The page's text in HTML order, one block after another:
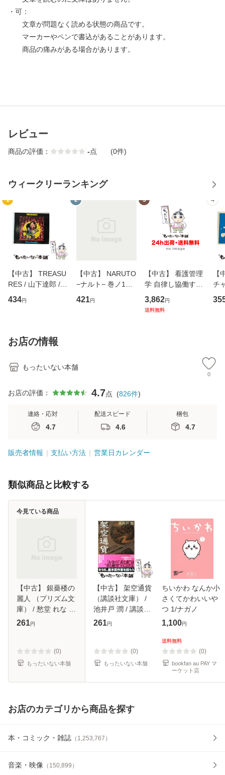
・可：
文章が問題なく読める状態の商品です。
マーカーやペンで書込があることがあります。
商品の痛みがある場合があります。
レビュー
商品の評価： -点 (0件)
ウィークリーランキング
1
【中古】 TREASU
RES / 山下達郎 /
イーストウエス
ト・ジャパン [CD]
434円
2
【中古】 NARUTO
−ナルト− 巻ノ1
（ジャンプコミッ
クス） / 岸本 斉史
421円
3
【中古】 看護管理
学 自律し協働する
専門職の看護マネ
ジメントスキル 改
3,862円
送料無料
4
【
チ
キ
お店の情報
もったいない本舗
0
お店の評価： 4.7点 (826件)
連絡・応対
4.7
配送スピード
4.6
梱包
4.7
販売者情報 支払い方法 営業日カレンダー
類似商品と比較する
【中古】 銀薔楼の
麗人 （プリズム文
庫） / 愁堂 れな /
オークラ出版 [文
261円
(0)
もったいない本舗
今見ている商品
【中古】 架空通貨
（講談社文庫） /
池井戸 潤 / 講談社
[文庫]【メール便送
261円
(0)
もったいない本舗
ちいかわ なんか小
さくてかわいいや
つ 1/ナガノ
1,100円
送料無料
(0)
bookfan au PAY マ
ーケット店
お店のカテゴリから商品を探す
本・コミック・雑誌 （ 1,253,767 ）
音楽・映像 （ 150,899 ）